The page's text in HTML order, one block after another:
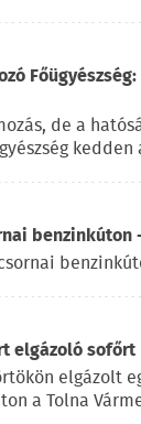
de a
kedden
benzinkúton
elgázoló sofőrt
elgázolt
a Tolna